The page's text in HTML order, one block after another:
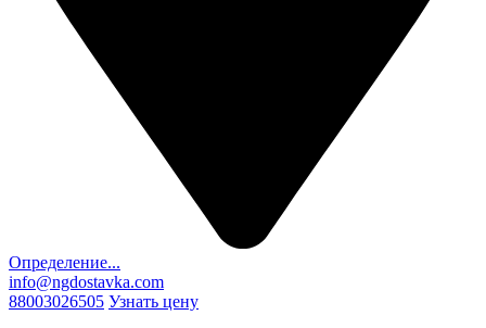
Определение...
info@ngdostavka.com
88003026505 Узнать цену